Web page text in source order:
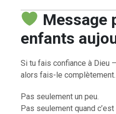
Message
enfants
Si tu fais confiance à Dieu
alors fais-le complètement.
Pas seulement un peu.
Pas seulement quand